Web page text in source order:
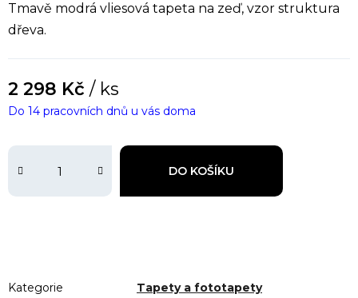
Tmavě modrá vliesová tapeta na zeď, vzor struktura
dřeva.
2 298 Kč / ks
DO KOŠÍKU
Do 14 pracovních dnů u vás doma
Kategorie
Tapety a fototapety